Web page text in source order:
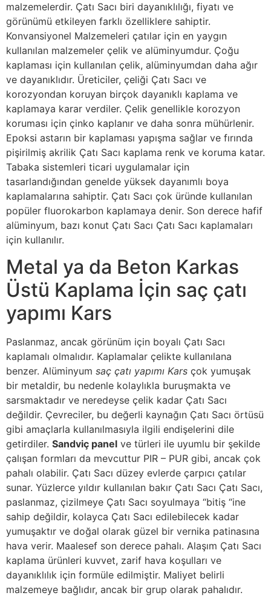
malzemelerdir. Çatı Sacı biri dayanıklılığı, fiyatı ve
görünümü etkileyen farklı özelliklere sahiptir.
Konvansiyonel Malzemeleri çatılar için en yaygın
kullanılan malzemeler çelik ve alüminyumdur. Çoğu
kaplaması için kullanılan çelik, alüminyumdan daha ağır
ve dayanıklıdır. Üreticiler, çeliği Çatı Sacı ve
korozyondan koruyan birçok dayanıklı kaplama ve
kaplamaya karar verdiler. Çelik genellikle korozyon
koruması için çinko kaplanır ve daha sonra mühürlenir.
Epoksi astarın bir kaplaması yapışma sağlar ve fırında
pişirilmiş akrilik Çatı Sacı kaplama renk ve koruma katar.
Tabaka sistemleri ticari uygulamalar için
tasarlandığından genelde yüksek dayanımlı boya
kaplamalarına sahiptir. Çatı Sacı çok üründe kullanılan
popüler fluorokarbon kaplamaya denir. Son derece hafif
alüminyum, bazı konut Çatı Sacı Çatı Sacı kaplamaları
için kullanılır.
Metal ya da Beton Karkas
Üstü Kaplama İçin saç çatı
yapımı Kars
Paslanmaz, ancak görünüm için boyalı Çatı Sacı
kaplamalı olmalıdır. Kaplamalar çelikte kullanılana
benzer. Alüminyum saç çatı yapımı Kars çok yumuşak
bir metaldir, bu nedenle kolaylıkla buruşmakta ve
sarsmaktadır ve neredeyse çelik kadar Çatı Sacı
değildir. Çevreciler, bu değerli kaynağın Çatı Sacı örtüsü
gibi amaçlarla kullanılmasıyla ilgili endişelerini dile
getirdiler. Sandviç panel ve türleri ile uyumlu bir şekilde
çalışan formları da mevcuttur PIR – PUR gibi, ancak çok
pahalı olabilir. Çatı Sacı düzey evlerde çarpıcı çatılar
sunar. Yüzlerce yıldır kullanılan bakır Çatı Sacı Çatı Sacı,
paslanmaz, çizilmeye Çatı Sacı soyulmaya “bitiş “ine
sahip değildir, kolayca Çatı Sacı edilebilecek kadar
yumuşaktır ve doğal olarak güzel bir vernika patinasına
hava verir. Maalesef son derece pahalı. Alaşım Çatı Sacı
kaplama ürünleri kuvvet, zarif hava koşulları ve
dayanıklılık için formüle edilmiştir. Maliyet belirli
malzemeye bağlıdır, ancak bir grup olarak pahalıdır.